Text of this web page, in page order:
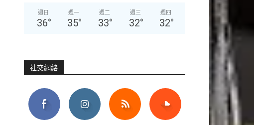
週日
36°
週一
35°
週二
33°
週三
32°
週四
32°
社交網絡